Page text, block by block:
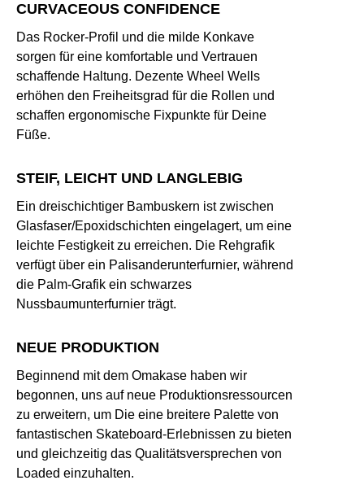
CURVACEOUS CONFIDENCE
Das Rocker-Profil und die milde Konkave
sorgen für eine komfortable und Vertrauen
schaffende Haltung. Dezente Wheel Wells
erhöhen den Freiheitsgrad für die Rollen und
schaffen ergonomische Fixpunkte für Deine
Füße.
STEIF, LEICHT UND LANGLEBIG
Ein dreischichtiger Bambuskern ist zwischen
Glasfaser/Epoxidschichten eingelagert, um eine
leichte Festigkeit zu erreichen. Die Rehgrafik
verfügt über ein Palisanderunterfurnier, während
die Palm-Grafik ein schwarzes
Nussbaumunterfurnier trägt.
NEUE PRODUKTION
Beginnend mit dem Omakase haben wir
begonnen, uns auf neue Produktionsressourcen
zu erweitern, um Die eine breitere Palette von
fantastischen Skateboard-Erlebnissen zu bieten
und gleichzeitig das Qualitätsversprechen von
Loaded einzuhalten.